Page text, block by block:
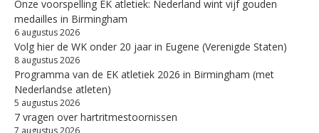
Onze voorspelling EK atletiek: Nederland wint vijf gouden
medailles in Birmingham
6 augustus 2026
Volg hier de WK onder 20 jaar in Eugene (Verenigde Staten)
8 augustus 2026
Programma van de EK atletiek 2026 in Birmingham (met
Nederlandse atleten)
5 augustus 2026
7 vragen over hartritmestoornissen